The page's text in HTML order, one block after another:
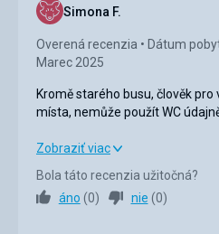
Okolie
Služby
Simona F.
Overená recenzia Dátum
Marec 2025
Kromě starého busu, člověk
místa, nemůže použít WC
Kromě starého busu, člověk pro
místa, nemůže použít WC
čistit WC, žádné služby kafe
Zobraziť viac
Bola táto recenzia užitočná?
áno (0) nie (0)